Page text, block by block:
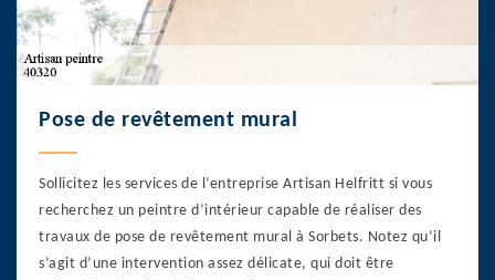
Pose de revêtement mural
Sollicitez les services de l’entreprise Artisan Helfritt si vous
recherchez un peintre d’intérieur capable de réaliser des
travaux de pose de revêtement mural à Sorbets. Notez qu’il
s’agit d’une intervention assez délicate, qui doit être